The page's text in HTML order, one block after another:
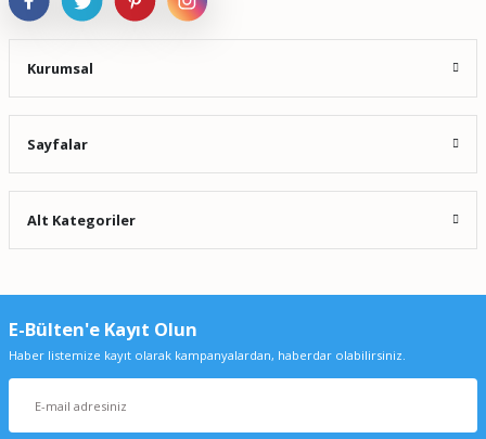
Kurumsal
Sayfalar
Alt Kategoriler
E-Bülten'e Kayıt Olun
Haber listemize kayıt olarak kampanyalardan, haberdar olabilirsiniz.